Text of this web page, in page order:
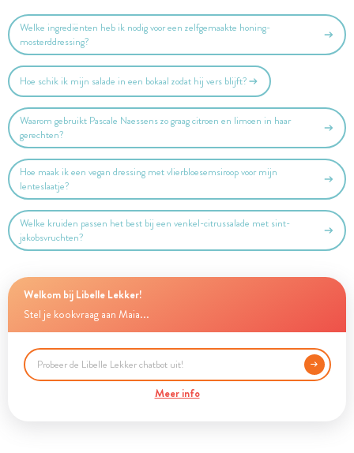
Welke ingrediënten heb ik nodig voor een zelfgemaakte honing-
mosterddressing?
Hoe schik ik mijn salade in een bokaal zodat hij vers blijft?
Waarom gebruikt Pascale Naessens zo graag citroen en limoen in haar
gerechten?
Hoe maak ik een vegan dressing met vlierbloesemsiroop voor mijn
lenteslaatje?
Welke kruiden passen het best bij een venkel-citrussalade met sint-
jakobsvruchten?
Welkom bij Libelle Lekker!
Stel je kookvraag aan Maia...
Meer info